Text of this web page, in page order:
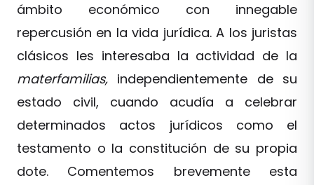
ámbito económico con innegable
repercusión en la vida jurídica. A los juristas
clásicos les interesaba la actividad de la
materfamilias, independientemente de su
estado civil, cuando acudía a celebrar
determinados actos jurídicos como el
testamento o la constitución de su propia
dote. Comentemos brevemente esta